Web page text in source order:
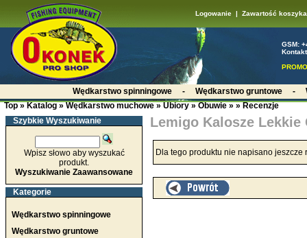
Logowanie| Zawartość koszyka
GSM:
Wędkarstwo spinningowe - Wędkarstwo gruntowe -
Top » Katalog » Wędkarstwo muchowe » Ubiory » Obuwie » » Recenzje
Szybkie Wyszukiwanie
Wpisz słowo aby wyszukać
produkt.
Wyszukiwanie Zaawansowane
Kategorie
Wędkarstwo spinningowe
Wędkarstwo gruntowe
Lemigo Kalosze Lekkie
Dla tego produktu nie napisano jeszcze